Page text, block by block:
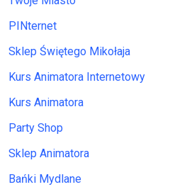
PINternet
Sklep Świętego Mikołaja
Kurs Animatora Internetowy
Kurs Animatora
Party Shop
Sklep Animatora
Bańki Mydlane